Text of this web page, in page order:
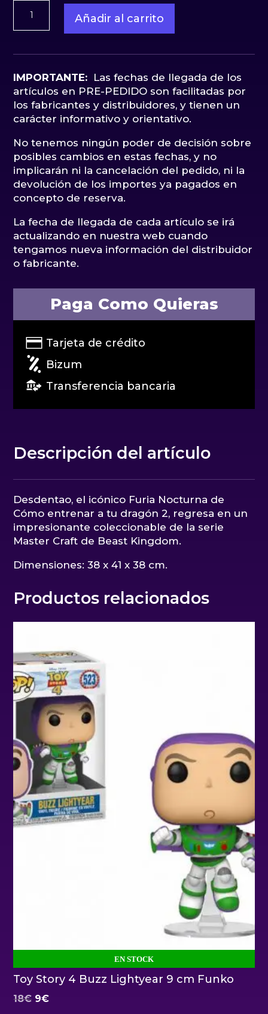
como
entrenar
dragon
2
Master
Craft
Kingdom
cantidad
Añadir al carrito
IMPORTANTE: Las fechas de llegada de los
artículos en PRE-PEDIDO son facilitadas por
los fabricantes y distribuidores, y tienen un
carácter informativo y orientativo.
No tenemos ningún poder de decisión sobre
posibles cambios en estas fechas, y no
implicarán ni la cancelación del pedido, ni la
devolución de los importes ya pagados en
concepto de reserva.
La fecha de llegada de cada artículo se irá
actualizando en nuestra web cuando
tengamos nueva información del distribuidor
o fabricante.
Paga Como Quieras
Tarjeta de crédito
Bizum
Transferencia bancaria
Descripción del artículo
Desdentao, el icónico Furia Nocturna de
Cómo entrenar a tu dragón 2, regresa en un
impresionante coleccionable de la serie
Master Craft de Beast Kingdom.
Dimensiones: 38 x 41 x 38 cm.
Productos relacionados
EN STOCK
Toy Story 4 Buzz Lightyear 9 cm Funko
18€ El
precio
9€El
precio